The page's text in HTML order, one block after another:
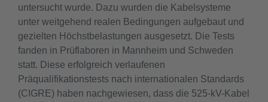
untersucht wurde. Dazu wurden die Kabelsysteme
unter weitgehend realen Bedingungen aufgebaut und
gezielten Höchstbelastungen ausgesetzt. Die Tests
fanden in Prüflaboren in Mannheim und Schweden
statt. Diese erfolgreich verlaufenen
Präqualifikationstests nach internationalen Standards
(CIGRE) haben nachgewiesen, dass die 525-kV-Kabel